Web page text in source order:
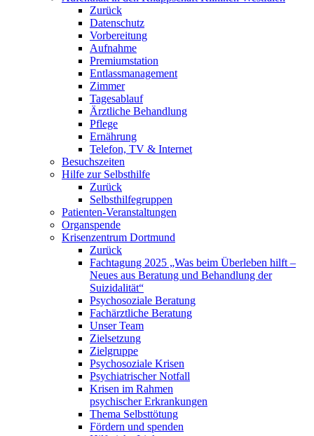
Zurück
Datenschutz
Vorbereitung
Aufnahme
Premiumstation
Entlassmanagement
Zimmer
Tagesablauf
Ärztliche Behandlung
Pflege
Ernährung
Telefon, TV & Internet
Besuchszeiten
Hilfe zur Selbsthilfe
Zurück
Selbsthilfegruppen
Patienten-Veranstaltungen
Organspende
Krisenzentrum Dortmund
Zurück
Fachtagung 2025 „Was beim Überleben hilft –
Neues aus Beratung und Behandlung der
Suizidalität“
Psychosoziale Beratung
Fachärztliche Beratung
Unser Team
Zielsetzung
Zielgruppe
Psychosoziale Krisen
Psychiatrischer Notfall
Krisen im Rahmen
psychischer Erkrankungen
Thema Selbsttötung
Fördern und spenden